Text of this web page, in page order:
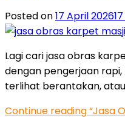
Posted on17 April 2026
Lagi cari jasa obras
dengan pengerjaan
terlihat berantakan,
Continue reading“Jasa